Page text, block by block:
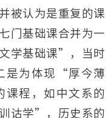
被认为是重复的课
门基础课合并为一
学基础课”，当时
是为体现“厚今薄
程，如中文系的
诂学”，历史系的